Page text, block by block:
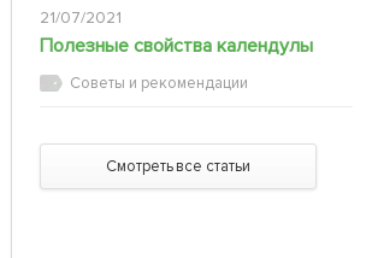
21/07/2021
Полезные свойства календулы
Советы и рекомендации
Смотреть все статьи